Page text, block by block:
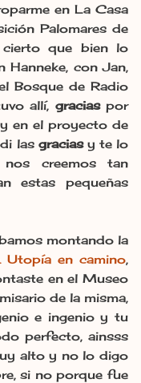
en La Casa
Palomares de
que bien lo
Hanneke, con Jan,
Bosque de Radio
allí, graciaspor
en el proyecto de
las graciasy te lo
creemos tan
estas pequeñas
montando la
Utopía en camino,
en el Museo
de la misma,
e ingenio y tu
perfecto, ainsss
alto y no lo digo
si no porque fue